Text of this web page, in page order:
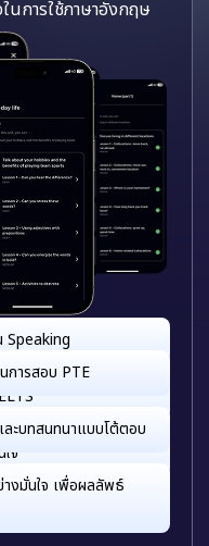
นการใช้ภาษาอังกฤษ
การสอบ PTE
ะบทสนทนาแบบโต้ตอบ
งมั่นใจ เพื่อผลลัพธ์